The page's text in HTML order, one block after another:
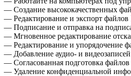
— Создание высококачественных
— Редактирование и экспорт
— Подписание и отправка на
— Мгновенное редактирование
— Редактирование и упорядочение
— Добавление аудио- и
— Согласованная подготовка
— Удаление конфиденциальной